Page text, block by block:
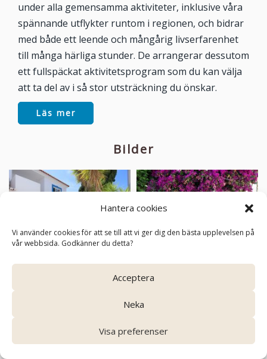
Hantera cookies
Vi använder cookies för att se till att vi ger dig den bästa upplevelsen på
vår webbsida. Godkänner du detta?
Acceptera
Neka
Visa preferenser
under alla gemensamma aktiviteter, inklusive våra
spännande utflykter runtom i regionen, och bidrar
med både ett leende och mångårig livserfarenhet
till många härliga stunder. De arrangerar dessutom
ett fullspäckat aktivitetsprogram som du kan välja
att ta del av i så stor utsträckning du önskar.
Läs mer
Bilder